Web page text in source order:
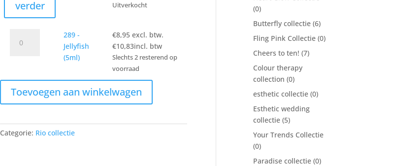
verder
Uitverkocht
aantal
289 -
Jellyfish
(5ml)
€8,95 excl. btw.
€10,83incl. btw
Slechts 2 resterend op
voorraad
Toevoegen aan winkelwagen
Categorie: Rio collectie
(0)
Butterfly collectie (6)
Fling Pink Collectie (0)
Cheers to ten! (7)
Colour therapy
collection (0)
esthetic collectie (0)
Esthetic wedding
collectie (5)
Your Trends Collectie
(0)
Paradise collectie (0)